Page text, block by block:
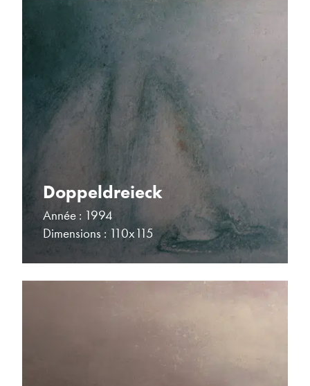
Doppeldreieck
Année : 1994
Dimensions : 110x115